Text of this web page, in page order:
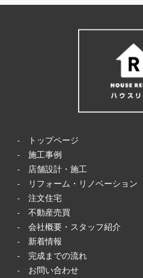
-
トップページ
-施工事例
-
店舗設計・施工
-
リフォーム・リノベーション
-注文住宅
-不動産売買
-会社概要・スタッフ紹介
- 新着情報
- 完成までの流れ
- お問い合わせ